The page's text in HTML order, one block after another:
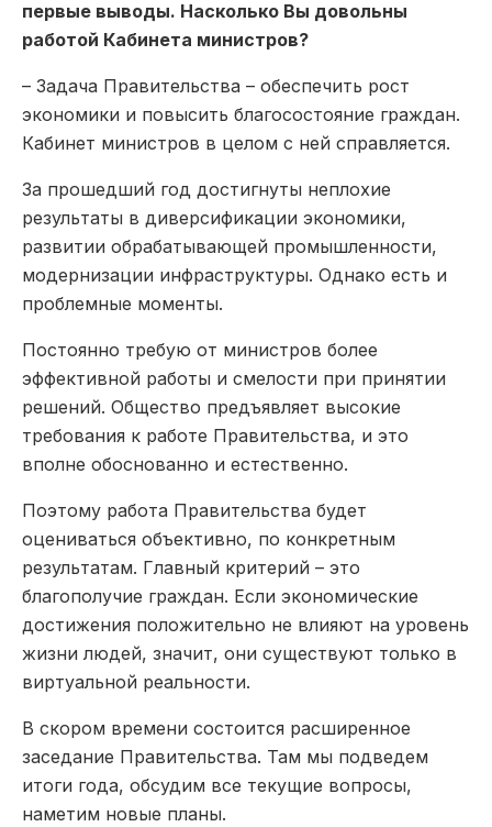
первые выводы. Насколько Вы довольны
работой Кабинета министров?
– Задача Правительства – обеспечить рост
экономики и повысить благосостояние граждан.
Кабинет министров в целом с ней справляется.
За прошедший год достигнуты неплохие
результаты в диверсификации экономики,
развитии обрабатывающей промышленности,
модернизации инфраструктуры. Однако есть и
проблемные моменты.
Постоянно требую от министров более
эффективной работы и смелости при принятии
решений. Общество предъявляет высокие
требования к работе Правительства, и это
вполне обоснованно и естественно.
Поэтому работа Правительства будет
оцениваться объективно, по конкретным
результатам. Главный критерий – это
благополучие граждан. Если экономические
достижения положительно не влияют на уровень
жизни людей, значит, они существуют только в
виртуальной реальности.
В скором времени состоится расширенное
заседание Правительства. Там мы подведем
итоги года, обсудим все текущие вопросы,
наметим новые планы.